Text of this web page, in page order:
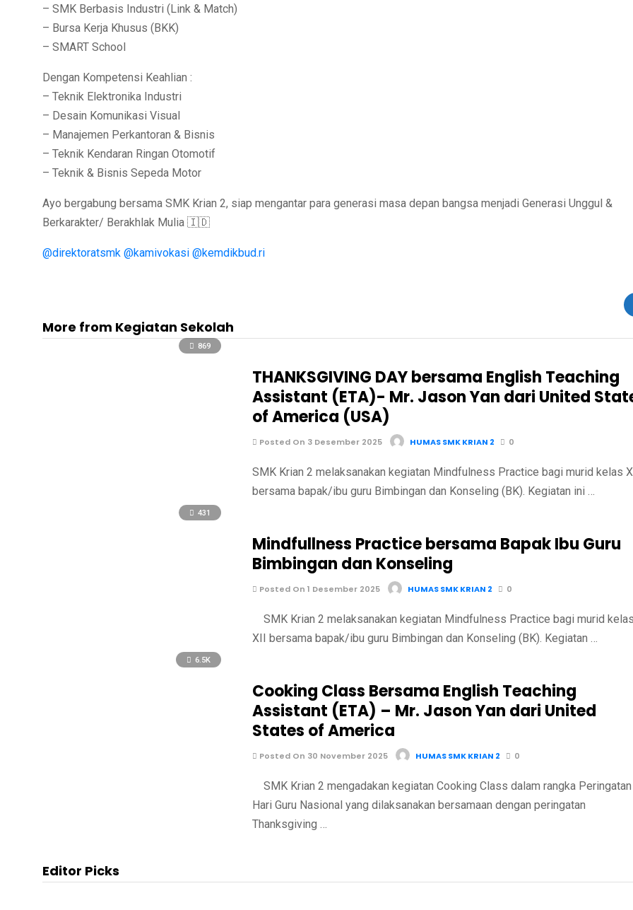
– SMK Berbasis Industri (Link & Match)
– Bursa Kerja Khusus (BKK)
– SMART School
Dengan Kompetensi Keahlian :
– Teknik Elektronika Industri
– Desain Komunikasi Visual
– Manajemen Perkantoran & Bisnis
– Teknik Kendaran Ringan Otomotif
– Teknik & Bisnis Sepeda Motor
Ayo bergabung bersama SMK Krian 2, siap mengantar para generasi masa depan bangsa menjadi Generasi Unggul &
Berkarakter/ Berakhlak Mulia 🇮🇩
@direktoratsmk @kamivokasi @kemdikbud.ri
More from Kegiatan Sekolah
869
THANKSGIVING DAY bersama English Teaching
Assistant (ETA)- Mr. Jason Yan dari United
of America (USA)
Posted On 3 Desember 2025 HUMAS SMK KRIAN 2 0
SMK Krian 2 melaksanakan kegiatan Mindfulness Practice bagi murid kelas
bersama bapak/ibu guru Bimbingan dan Konseling (BK). Kegiatan ini …
431
Mindfullness Practice bersama Bapak Ibu Guru
Bimbingan dan Konseling
Posted On 1 Desember 2025 HUMAS SMK KRIAN 2 0
SMK Krian 2 melaksanakan kegiatan Mindfulness Practice bagi murid
XII bersama bapak/ibu guru Bimbingan dan Konseling (BK). Kegiatan …
6.5K
Cooking Class Bersama English Teaching
Assistant (ETA) – Mr. Jason Yan dari United
States of America
Posted On 30 November 2025 HUMAS SMK KRIAN 2 0
SMK Krian 2 mengadakan kegiatan Cooking Class dalam rangka Peringatan
Hari Guru Nasional yang dilaksanakan bersamaan dengan peringatan
Thanksgiving …
Editor Picks